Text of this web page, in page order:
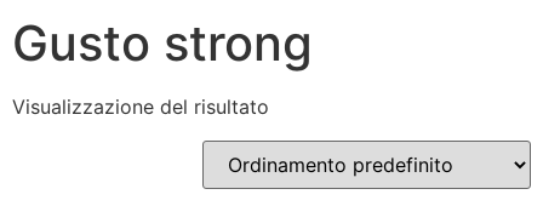
Gusto strong
Visualizzazione del risultato